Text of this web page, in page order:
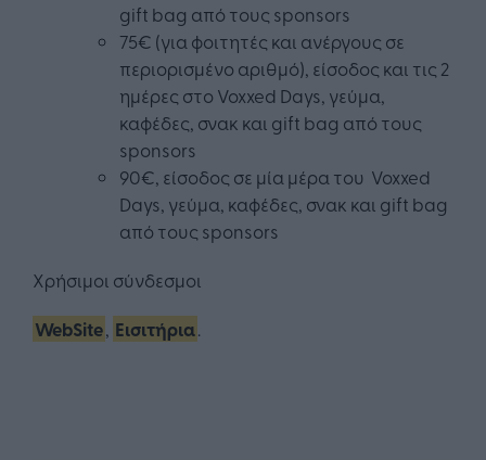
gift bag από τους sponsors
75€ (για φοιτητές και ανέργους σε
περιορισμένο αριθμό), είσοδος και τις 2
ημέρες στο Voxxed Days, γεύμα,
καφέδες, σνακ και gift bag από τους
sponsors
90€, είσοδος σε μία μέρα του Voxxed
Days, γεύμα, καφέδες, σνακ και gift bag
από τους sponsors
Χρήσιμοι σύνδεσμοι
WebSite, Εισιτήρια.